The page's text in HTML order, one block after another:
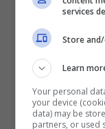
services
Store
Learn
Your personal
your device
data) may be
partners, or used